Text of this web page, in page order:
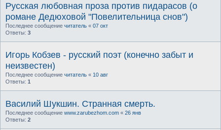
Русская любовная проза против пидарасов (о
романе Дедюховой "Повелительница снов")
Последнее сообщение читатель « 07 окт
Ответы: 3
Игорь Кобзев - русский поэт (конечно забыт и
неизвестен)
Последнее сообщение читатель « 10 авг
Ответы: 1
Василий Шукшин. Странная смерть.
Последнее сообщение www.zarubezhom.com « 26 янв
Ответы: 2